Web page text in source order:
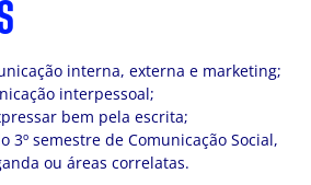
interna, externa e marketing;
interpessoal;
bem pela escrita;
3º semestre de Comunicação Social,
ou áreas correlatas.